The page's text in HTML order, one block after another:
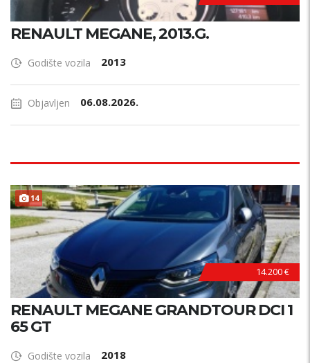
RENAULT MEGANE, 2013.G.
Godište vozila 2013
Objavljen 06.08.2026.
14
14.200 €
RENAULT MEGANE GRANDTOUR DCI 1
65 GT
Godište vozila 2018